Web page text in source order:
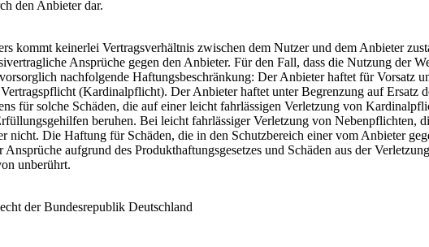
den Anbieter dar.
kommt keinerlei Vertragsverhältnis zwischen dem Nutzer und dem Anbieter
Ansprüche gegen den Anbieter. Für den Fall, dass die Nutzung der
nachfolgende Haftungsbeschränkung: Der Anbieter haftet für Vorsatz
(Kardinalpflicht). Der Anbieter haftet unter Begrenzung auf Ersatz
für solche Schäden, die auf einer leicht fahrlässigen Verletzung von
beruhen. Bei leicht fahrlässiger Verletzung von Nebenpflichten,
nicht. Die Haftung für Schäden, die in den Schutzbereich einer vom Anbieter
aufgrund des Produkthaftungsgesetzes und Schäden aus der
unberührt.
der Bundesrepublik Deutschland